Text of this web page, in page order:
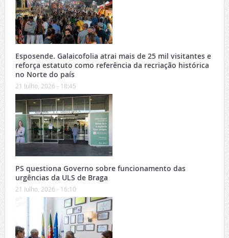
Esposende. Galaicofolia atrai mais de 25 mil visitantes e
reforça estatuto como referência da recriação histórica
no Norte do país
21 Julho, 2026 - 18:45
PS questiona Governo sobre funcionamento das
urgências da ULS de Braga
21 Julho, 2026 - 16:10